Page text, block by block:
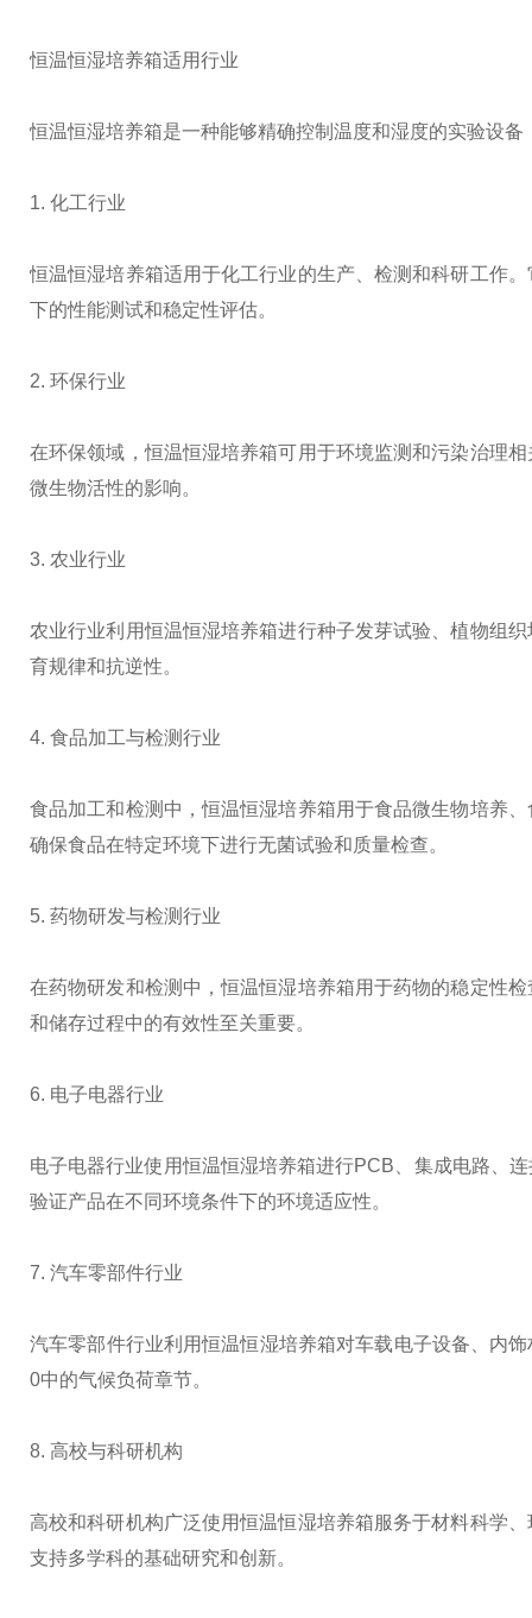
恒温恒湿培养箱适用行业
恒温恒湿培养箱是一种能够精确控制温度和湿度的实验设
1. 化工行业
恒温恒湿培养箱适用于化工行业的生产、检测和科研工作
下的性能测试和稳定性评估。
2. 环保行业
在环保领域，恒温恒湿培养箱可用于环境监测和污染治理
微生物活性的影响。
3. 农业行业
农业行业利用恒温恒湿培养箱进行种子发芽试验、植物组
育规律和抗逆性。
4. 食品加工与检测行业
食品加工和检测中，恒温恒湿培养箱用于食品微生物培养
确保食品在特定环境下进行无菌试验和质量检查。
5. 药物研发与检测行业
在药物研发和检测中，恒温恒湿培养箱用于药物的稳定性
和储存过程中的有效性至关重要。
6. 电子电器行业
电子电器行业使用恒温恒湿培养箱进行PCB、集成电路、
验证产品在不同环境条件下的环境适应性。
7. 汽车零部件行业
汽车零部件行业利用恒温恒湿培养箱对车载电子设备、内
0中的气候负荷章节。
8. 高校与科研机构
高校和科研机构广泛使用恒温恒湿培养箱服务于材料科学
支持多学科的基础研究和创新。